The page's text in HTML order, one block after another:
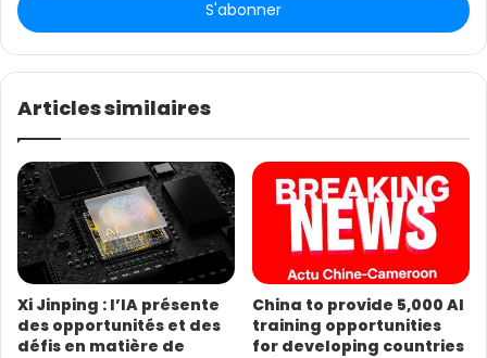
r
e
z
o
r
e
a
d
r
e
s
s
e
Articles similaires
Xi Jinping : l’IA présente
des opportunités et des
défis en matière de
China to provide 5,000 AI
training opportunities
for developing countries